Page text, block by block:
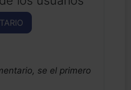
se el primero